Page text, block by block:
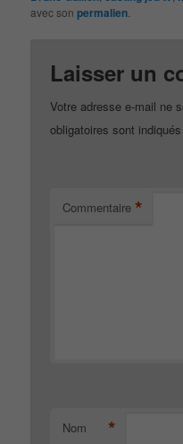
avec sonpermalien
Laisser un
Votre adresse e-mail ne
obligatoires sont
Commentaire *
Nom *